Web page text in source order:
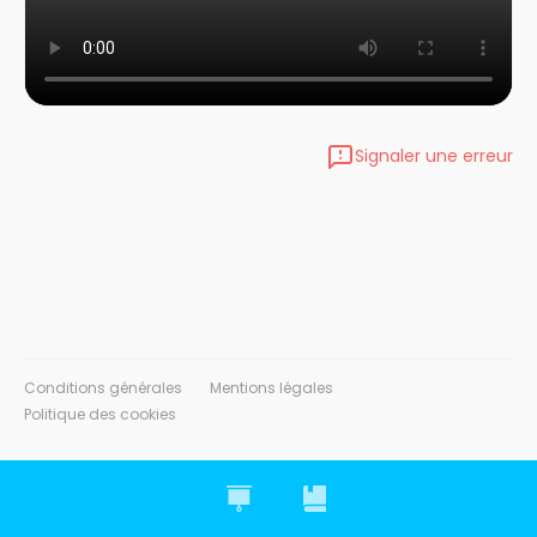
Signaler une erreur
Conditions générales
Mentions légales
Politique des cookies